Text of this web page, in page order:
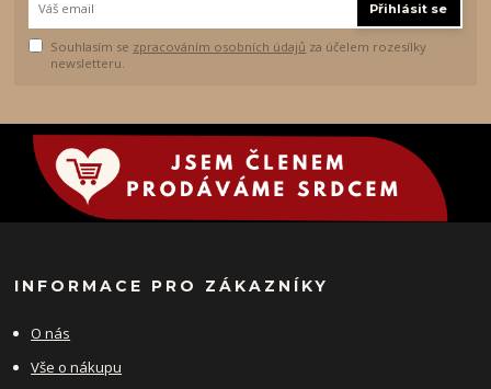
Přihlásit se
Souhlasím se zpracováním osobních údajů za účelem rozesílky
newsletteru.
INFORMACE PRO ZÁKAZNÍKY
O nás
Vše o nákupu